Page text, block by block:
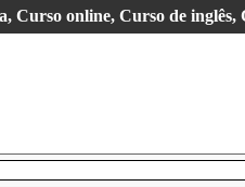
Curso online, Curso de